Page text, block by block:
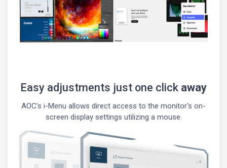
Easy adjustments just one click away
AOC's i-Menu allows direct access to the monitor's on-
screen display settings utilizing a mouse.